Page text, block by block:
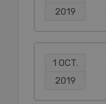
2019
1 OCT.
2019